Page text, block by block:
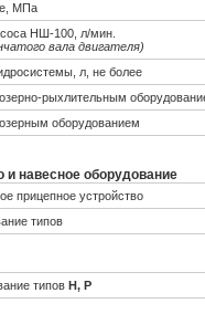
МПа
НШ-100, л/мин.
вала двигателя)
л, не более
рыхлительным
оборудованием
и навесное оборудование
прицепное устройство
типов
типов Н, Р